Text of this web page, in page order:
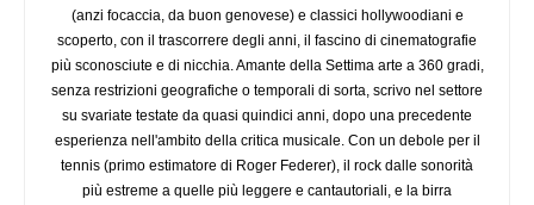
(anzi focaccia, da buon genovese) e classici hollywoodiani e
scoperto, con il trascorrere degli anni, il fascino di cinematografie
più sconosciute e di nicchia. Amante della Settima arte a 360 gradi,
senza restrizioni geografiche o temporali di sorta, scrivo nel settore
su svariate testate da quasi quindici anni, dopo una precedente
esperienza nell'ambito della critica musicale. Con un debole per il
tennis (primo estimatore di Roger Federer), il rock dalle sonorità
più estreme a quelle più leggere e cantautoriali, e la birra